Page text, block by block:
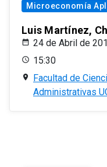
Microeconomía
Luis Martínez,
24 de Abril de
15:30
Facultad de
Administrativas